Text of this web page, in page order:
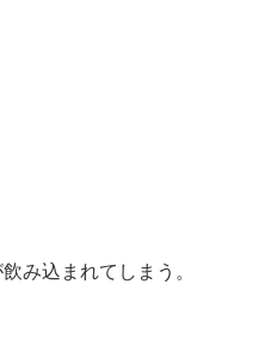
み込まれてしまう。